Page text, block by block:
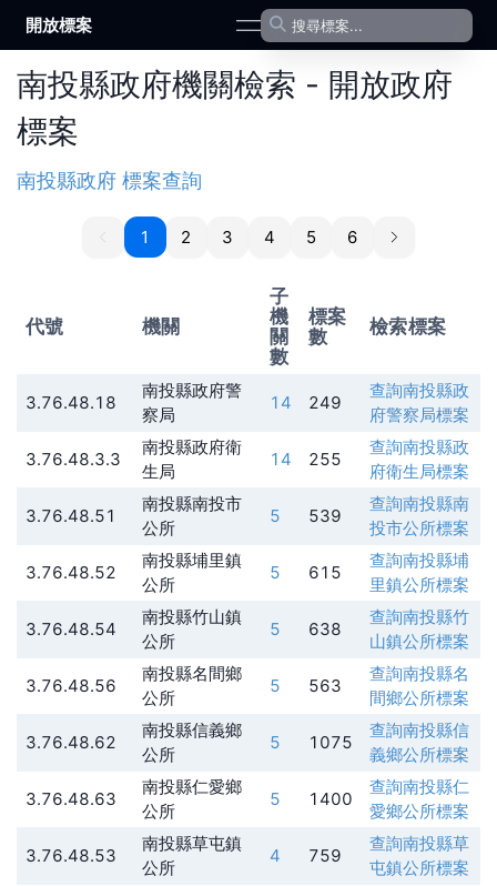
開放標案 open navigation menu
南投縣政府機關檢索 - 開放政府
標案
南投縣政府 標案查詢
11 2 3 4 5 6
代號 機關
子
機
關
數
標案
數
檢索標案
3.76.48.18
南投縣政府警
察局
14 249
查詢南投縣政
府警察局標案
3.76.48.3.3
南投縣政府衛
生局
14 255
查詢南投縣政
府衛生局標案
3.76.48.51
南投縣南投市
公所
5 539
查詢南投縣南
投市公所標案
3.76.48.52
南投縣埔里鎮
公所
5 615
查詢南投縣埔
里鎮公所標案
3.76.48.54
南投縣竹山鎮
公所
5 638
查詢南投縣竹
山鎮公所標案
3.76.48.56
南投縣名間鄉
公所
5 563
查詢南投縣名
間鄉公所標案
3.76.48.62
南投縣信義鄉
公所
5 1075
查詢南投縣信
義鄉公所標案
3.76.48.63
南投縣仁愛鄉
公所
5 1400
查詢南投縣仁
愛鄉公所標案
3.76.48.53
南投縣草屯鎮
公所
4 759
查詢南投縣草
屯鎮公所標案